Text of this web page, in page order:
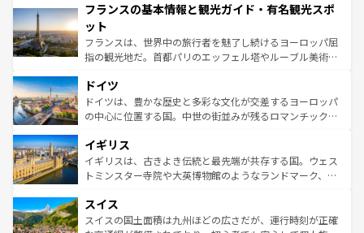
ませてくれるイタリアで、忘れられない旅をしてみよう！
なお、新着のイタリア情報は
しい。
文化が根付くこの国では、情熱的なフラメンコ、熱気あふ
れる闘牛、そして美味しいタパスが生活の一部となってい
る。首都マドリードの洗練された雰囲気や、バルセロナの
アートに溢れた街角から、地方では古代ローマ遺跡や中世
せる。地方によって風土や気候が異なるスペインはその個
性で訪れる人を魅了する。 なお、新着のスペイン情報は コ
ンテンツ一覧を参照してほしい。
フランスの基本情報と観光ガイド・有名観光スポ
ット
フランスは、世界中の旅行者を魅了し続けるヨーロッパ屈
指の観光地だ。首都パリのエッフェル塔やルーブル美術館
で、幅広い魅力が詰まっている。華麗な宮殿、歴史的な大
聖堂、美しいビーチ、そして豊かな自然が、訪れる者を心
から魅了する。また、フランスは美食の国としても知ら
いる。シャンパンの発祥地であるランス、プロヴァンスの
香り高いラベンダー畑など、多彩な楽しみ方が可能だ。さ
らに、パリ以外の地域にも魅力が溢れており、どの街角に
れる地方に足を運ぶとそれぞれで全く異なる文化を体験で
きるだろう。 なお、新着のフランス情報はコンテンツ一覧
ドイツ
ドイツは、豊かな歴史と多彩な文化が交差するヨーロッパ
の中心に位置する国。中世の街並みが残るロマンチック街
顔を持つこの国は、どこを歩いても飽きることがない。ベ
ルリンの文化的活気、バイエルン州のアルプスの絶景、そ
してライン川沿いのワイン畑といった風景は必見。ビール
は、お酒好きな人にはぜひ体験してほしい。 なお、新着の
ドイツ情報はコンテンツ一覧を参照してほしい。
イギリス
イギリスは、古きよき伝統と最先端が共存する国。ウェス
トミンスター寺院や大英博物館のようなランドマーク、歴
リアごとに異なる魅力がある。また、優雅なアフタヌーン
ティー、ビール好きにはたまらない英国パブ、サッカー観
スイス
スイスの国土面積は九州ほどの広さだが、運行時刻が正確